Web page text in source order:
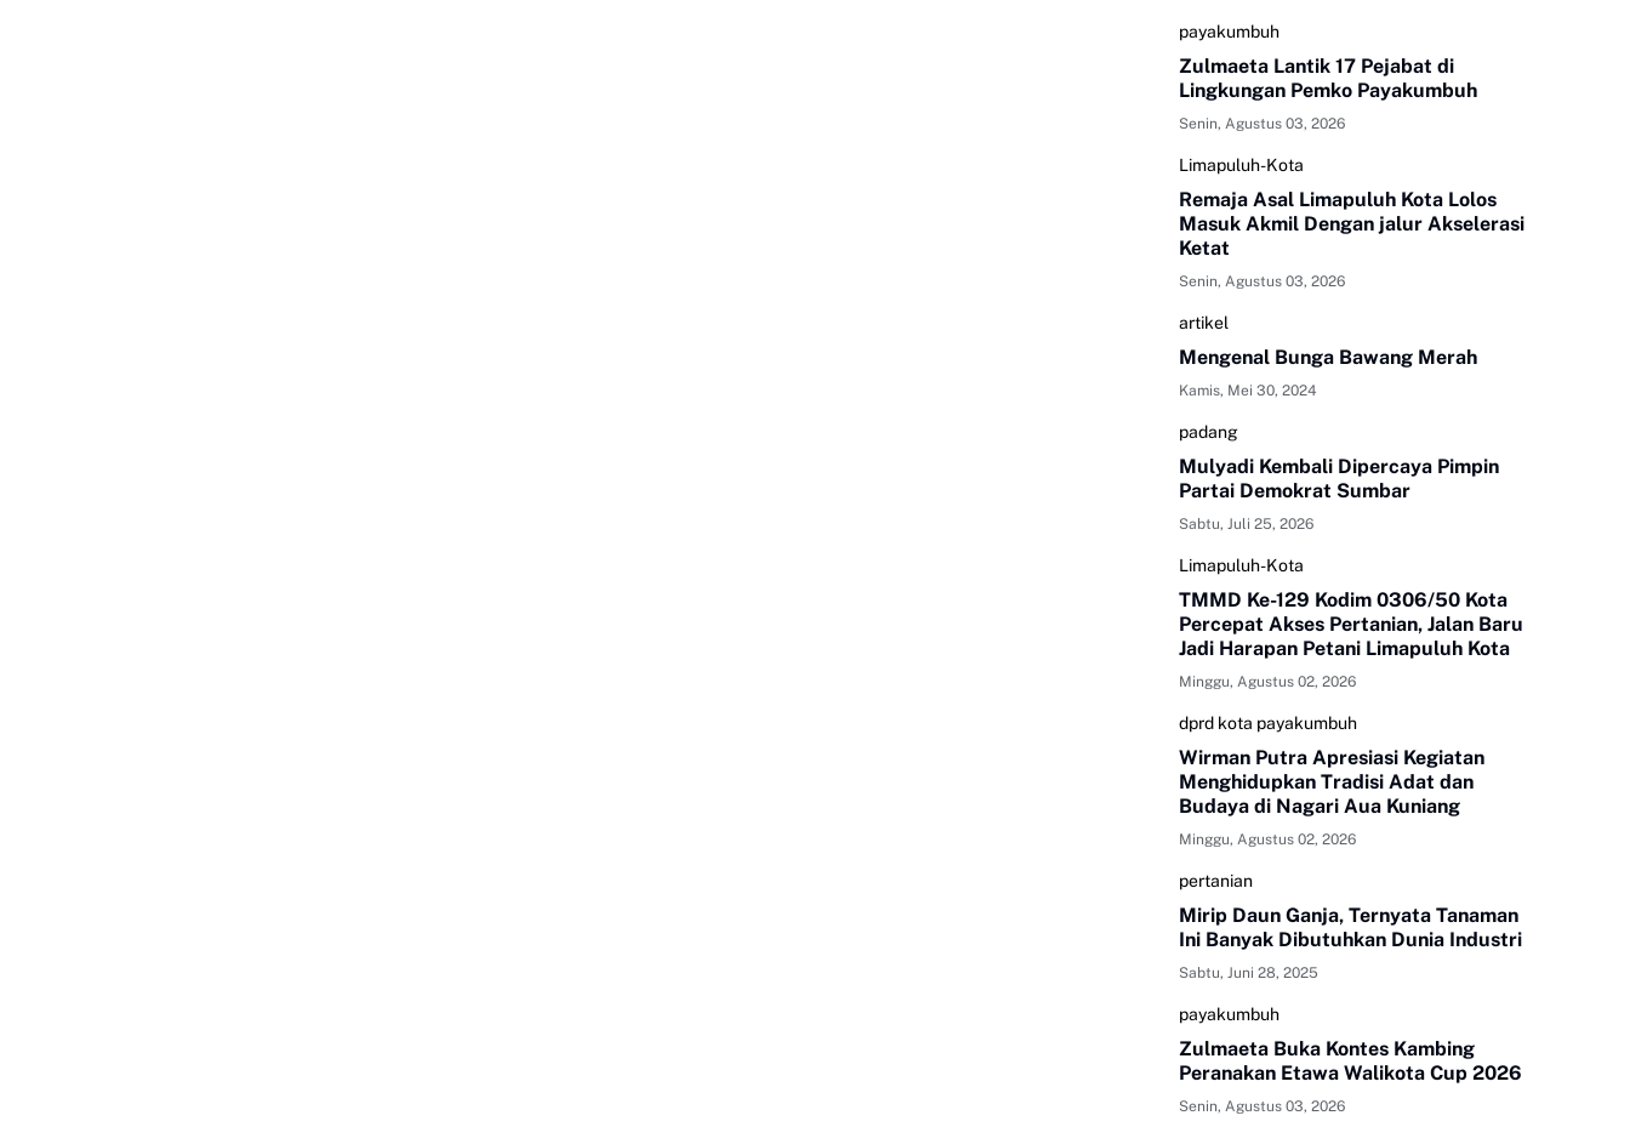
payakumbuh
Zulmaeta Lantik 17 Pejabat di
Lingkungan Pemko Payakumbuh
Senin, Agustus 03, 2026
Limapuluh-Kota
Remaja Asal Limapuluh Kota Lolos
Masuk Akmil Dengan jalur Akselerasi
Ketat
Senin, Agustus 03, 2026
artikel
Mengenal Bunga Bawang Merah
Kamis, Mei 30, 2024
padang
Mulyadi Kembali Dipercaya Pimpin
Partai Demokrat Sumbar
Sabtu, Juli 25, 2026
Limapuluh-Kota
TMMD Ke-129 Kodim 0306/50 Kota
Percepat Akses Pertanian, Jalan Baru
Jadi Harapan Petani Limapuluh Kota
Minggu, Agustus 02, 2026
dprd kota payakumbuh
Wirman Putra Apresiasi Kegiatan
Menghidupkan Tradisi Adat dan
Budaya di Nagari Aua Kuniang
Minggu, Agustus 02, 2026
pertanian
Mirip Daun Ganja, Ternyata Tanaman
Ini Banyak Dibutuhkan Dunia Industri
Sabtu, Juni 28, 2025
payakumbuh
Zulmaeta Buka Kontes Kambing
Peranakan Etawa Walikota Cup 2026
Senin, Agustus 03, 2026